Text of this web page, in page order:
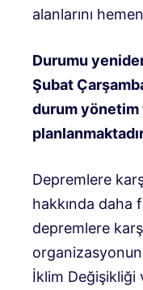
alanlarını
Durumu
Şubat
durum yönetim
Depremlere
hakkında daha
depremlere
İklim Değişikliği